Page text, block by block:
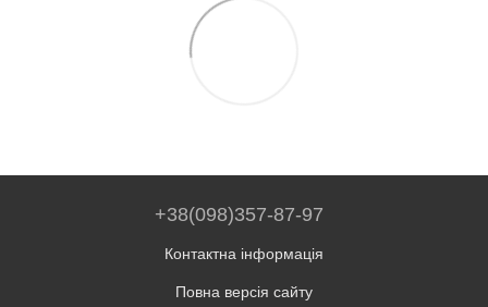
+38(098)357-87-97
Контактна інформація
Повна версія сайту